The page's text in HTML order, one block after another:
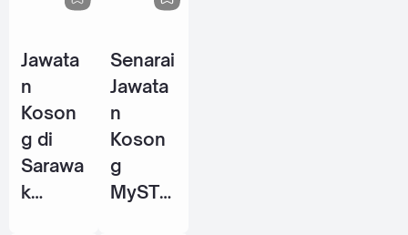
Berhad
- 25
Jun
2026
Johor
29 Mei
2026
Jawata
n
Koson
g di
Sarawa
k
Senarai
Jawata
n
Koson
g
MySTE